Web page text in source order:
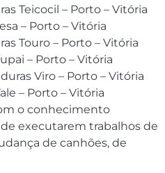
Teicocil – Porto – Vitória
– Porto – Vitória
Touro – Porto – Vitória
– Porto – Vitória
Viro – Porto – Vitória
– Porto – Vitória
o conhecimento
executarem trabalhos de
de canhões, de